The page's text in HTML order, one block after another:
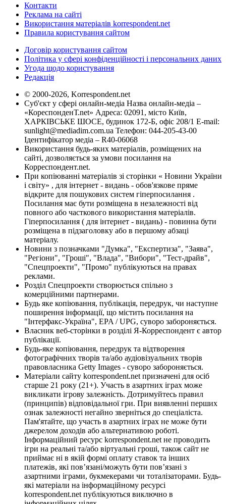
Контакти
Реклама на сайті
Використання матеріалів korrespondent.net
Правила користування сайтом
Договір користування сайтом
Політика у сфері конфіденційності і персональних даних
Угода щодо користування
Редакція
© 2000-2026, Korrespondent.net
Суб'єкт у сфері онлайн-медіа Назва онлайн-медіа –
«КореспонденТ.net» Адреса: 02091, місто Київ,
ХАРКІВСЬКЕ ШОСЕ, будинок 172-Б, офіс 208/1 E-mail:
sunlight@mediadim.com.ua Телефон: 044-205-43-00
Ідентифікатор медіа – R40-06068
Використання будь-яких матеріалів, розміщених на
сайті, дозволяється за умови посилання на
Корреспондент.net.
При копіюванні матеріалів зі сторінки « Новини України
і світу» , для інтернет - видань - обов'язкове пряме
відкрите для пошукових систем гіперпосилання .
Посилання має бути розміщена в незалежності від
повного або часткового використання матеріалів.
Гіперпосилання ( для інтернет - видань) - повинна бути
розміщена в підзаголовку або в першому абзаці
матеріалу.
Новини з позначками "Думка", "Експертиза", "Заява",
"Регіони", "Гроші", "Влада", "Вибори", "Тест-драйв",
"Спецпроекти", "Промо" публікуються на правах
реклами.
Розділ Спецпроекти створюється спільно з
комерційними партнерами.
Будь яке копіювання, публікація, передрук, чи наступне
поширення інформації, що містить посилання на
"Інтерфакс-Україна", EPA / UPG, суворо забороняється.
Власник веб-сторінки в розділі Я-Корреспондент є автор
публікації.
Будь-яке копіювання, передрук та відтворення
фотографічних творів та/або аудіовізуальних творів
правовласника Getty Images - суворо забороняється.
Матеріали сайту korrespondent.net призначені для осіб
старше 21 року (21+). Участь в азартних іграх може
викликати ігрову залежність. Дотримуйтесь правил
(принципів) відповідальної гри. При виявленні перших
ознак залежності негайно зверніться до спеціаліста.
Пам'ятайте, що участь в азартних іграх не може бути
джерелом доходів або альтернативою роботі.
Інформаційний ресурс korrespondent.net не проводить
ігри на реальні та/або віртуальні гроші, також сайт не
приймає ні в якій формі оплату ставок та інших
платежів, які пов’язані/можуть бути пов’язані з
азартними іграми, букмекерами чи тоталізаторами. Будь-
які матеріали на інформаційному ресурсі
korrespondent.net публікуються виключно в